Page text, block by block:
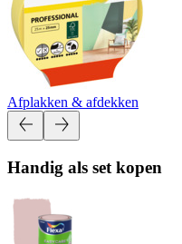
Afplakken & afdekken
Handig als set kopen